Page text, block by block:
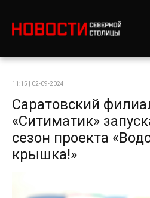
11:15 | 02-09-2024
Саратовский
«Ситиматик»
сезон проекта
крышка!»